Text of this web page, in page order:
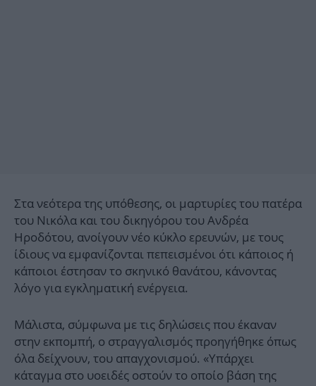
Στα νεότερα της υπόθεσης, οι μαρτυρίες του πατέρα
του Νικόλα και του δικηγόρου του Ανδρέα
Ηροδότου, ανοίγουν νέο κύκλο ερευνών, με τους
ίδιους να εμφανίζονται πεπεισμένοι ότι κάποιος ή
κάποιοι έστησαν το σκηνικό θανάτου, κάνοντας
λόγο για εγκληματική ενέργεια.
Μάλιστα, σύμφωνα με τις δηλώσεις που έκαναν
στην εκπομπή, ο στραγγαλισμός προηγήθηκε όπως
όλα δείχνουν, του απαγχονισμού. «Υπάρχει
κάταγμα στο υοειδές οστούν το οποίο βάση της